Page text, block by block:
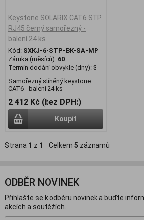
Keystone SOLARIX CAT6 STP
RJ45 černý samořezný -
balení 24 ks
Kód: SXKJ-6-STP-BK-SA-MP
Záruka (měsíců): 60
Termín dodání obvykle (dny): 3
Samořezný stíněný keystone
CAT6 - balení 24 ks
2 412 Kč (bez DPH:)
Koupit
Strana 1 z 1 Celkem 5 záznamů
ODBĚR NOVINEK
Přihlašte se k odběru novinek a buďte
akcích a soutěžích.